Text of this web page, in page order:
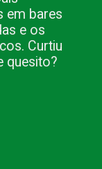
em bares
e os
Curtiu
quesito?